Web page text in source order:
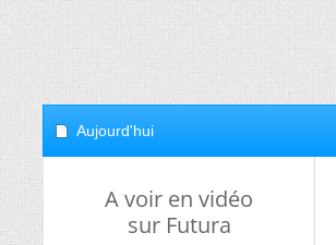
Aujourd'hui
A voir en vidéo
sur Futura